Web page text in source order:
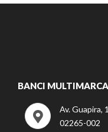
BANCI
Av. Guapira,
02265-002